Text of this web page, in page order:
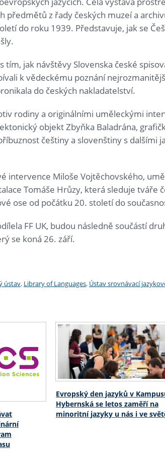
předmětů z řady českých muzeí a
do roku 1939. Představuje, jak se
tím, jak návštěvy Slovenska české
k vědeckému poznání
do českých nakladatelství.
rodiny a originálními uměleckými
objekt Zbyňka Baladrána,
češtiny a slovenštiny s dalšími
intervence Miloše Vojtěchovského,
Tomáše Hrůzy, která sleduje tváře
ose od počátku 20. století do
FF UK, budou následně součástí
se koná 26. září.
ústav, Library of Languages, Ústav srovnávací
Evropský den jazyků v
Hybernská se letos zaměří na
minoritní jazyky u nás i ve